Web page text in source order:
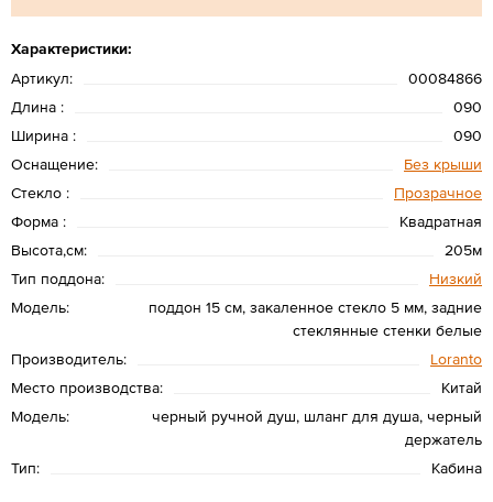
Характеристики:
Артикул:
00084866
Длина :
090
Ширина :
090
Оснащение:
Без крыши
Стекло :
Прозрачное
Форма :
Квадратная
Высота,см:
205м
Тип поддона:
Низкий
Модель:
поддон 15 см, закаленное стекло 5 мм, задние
стеклянные стенки белые
Производитель:
Loranto
Место производства:
Китай
Модель:
черный ручной душ, шланг для душа, черный
держатель
Тип:
Кабина